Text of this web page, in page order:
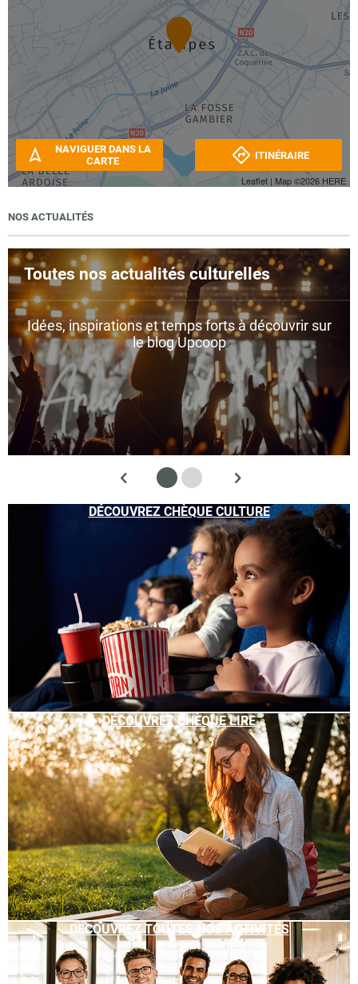
Leaflet | Map ©2026 HERE
NAVIGUER DANS LA
CARTE
ITINÉRAIRE
NOS ACTUALITÉS
Toutes nos actualités culturelles
Idées, inspirations et temps forts à découvrir sur
le blog Upcoop
DÉCOUVREZ CHÈQUE CULTURE
DÉCOUVREZ CHÈQUE LIRE
DÉCOUVREZ TOUTES NOS ACTIVITÉS